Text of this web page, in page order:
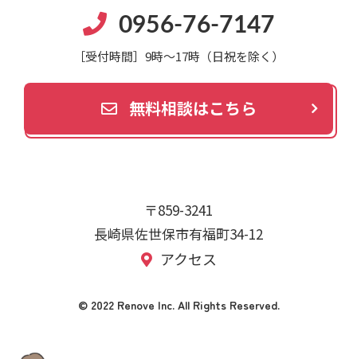
0956-76-7147
［受付時間］9時～17時（日祝を除く）
無料相談はこちら
〒859-3241
長崎県佐世保市有福町34-12
アクセス
© 2022 Renove Inc. All Rights Reserved.